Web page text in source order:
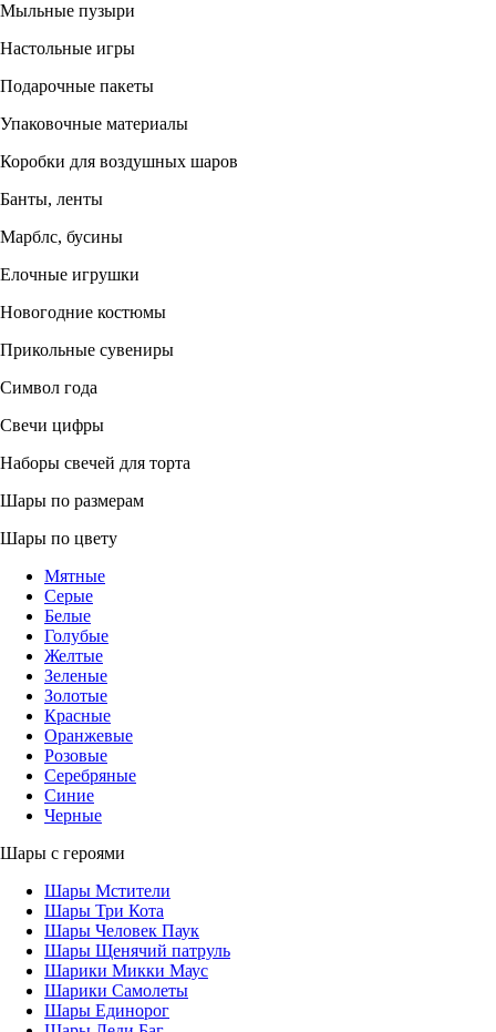
Мыльные пузыри
Настольные игры
Подарочные пакеты
Упаковочные материалы
Коробки для воздушных шаров
Банты, ленты
Марблс, бусины
Елочные игрушки
Новогодние костюмы
Прикольные сувениры
Символ года
Свечи цифры
Наборы свечей для торта
Шары по размерам
Шары по цвету
Мятные
Серые
Белые
Голубые
Желтые
Зеленые
Золотые
Красные
Оранжевые
Розовые
Серебряные
Синие
Черные
Шары с героями
Шары Мстители
Шары Три Кота
Шары Человек Паук
Шары Щенячий патруль
Шарики Микки Маус
Шарики Самолеты
Шары Единорог